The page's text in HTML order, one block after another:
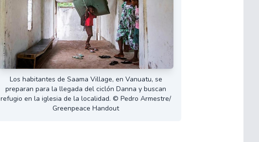
Los habitantes de Saama Village, en Vanuatu, se
preparan para la llegada del ciclón Danna y buscan
refugio en la iglesia de la localidad. © Pedro Armestre/
Greenpeace Handout